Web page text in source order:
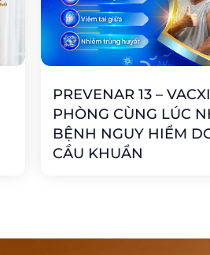
PREVENAR 13 –
PHÒNG CÙNG LÚC
BỆNH NGUY HIỂM
CẦU KHUẨN